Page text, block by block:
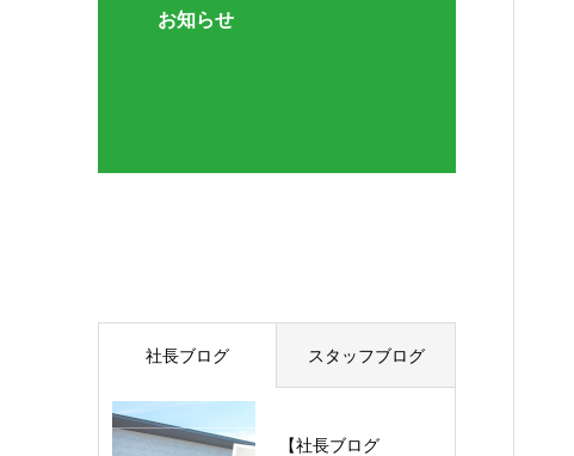
お知らせ
社長ブログ スタッフブログ
【社長ブログ